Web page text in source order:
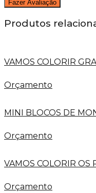
Produtos
VAMOS COLORIR
Orçamento
MINI BLOCOS DE
Orçamento
VAMOS COLORIR OS
Orçamento